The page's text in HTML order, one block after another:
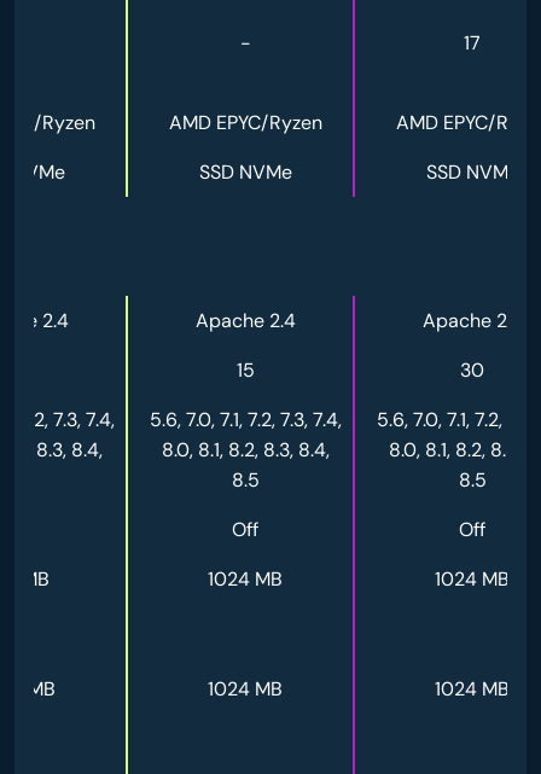
- 17
Ryzen AMD EPYC/Ryzen
AMD EPYC/
NVMe
SSD NVMe SSD NVMe
2.4 Apache 2.4
Apache 2.4
15
30
7.2, 7.3, 7.4,
8.3, 8.4,
5.6, 7.0, 7.1, 7.2, 7.3, 7.4,
8.0, 8.1, 8.2, 8.3, 8.4,
8.5
5.6, 7.0, 7.1, 7.2, 7.3,
8.0, 8.1, 8.2, 8.3,
8.5
Off
Off
MB
1024 MB 1024 MB
MB 1024 MB 1024 MB